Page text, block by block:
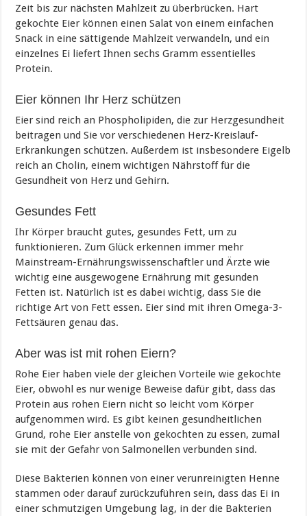
Zeit bis zur nächsten Mahlzeit zu überbrücken. Hart
gekochte Eier können einen Salat von einem einfachen
Snack in eine sättigende Mahlzeit verwandeln, und ein
einzelnes Ei liefert Ihnen sechs Gramm essentielles
Protein.
Eier können Ihr Herz schützen
Eier sind reich an Phospholipiden, die zur Herzgesundheit
beitragen und Sie vor verschiedenen Herz-Kreislauf-
Erkrankungen schützen. Außerdem ist insbesondere Eigelb
reich an Cholin, einem wichtigen Nährstoff für die
Gesundheit von Herz und Gehirn.
Gesundes Fett
Ihr Körper braucht gutes, gesundes Fett, um zu
funktionieren. Zum Glück erkennen immer mehr
Mainstream-Ernährungswissenschaftler und Ärzte wie
wichtig eine ausgewogene Ernährung mit gesunden
Fetten ist. Natürlich ist es dabei wichtig, dass Sie die
richtige Art von Fett essen. Eier sind mit ihren Omega-3-
Fettsäuren genau das.
Aber was ist mit rohen Eiern?
Rohe Eier haben viele der gleichen Vorteile wie gekochte
Eier, obwohl es nur wenige Beweise dafür gibt, dass das
Protein aus rohen Eiern nicht so leicht vom Körper
aufgenommen wird. Es gibt keinen gesundheitlichen
Grund, rohe Eier anstelle von gekochten zu essen, zumal
sie mit der Gefahr von Salmonellen verbunden sind.
Diese Bakterien können von einer verunreinigten Henne
stammen oder darauf zurückzuführen sein, dass das Ei in
einer schmutzigen Umgebung lag, in der die Bakterien